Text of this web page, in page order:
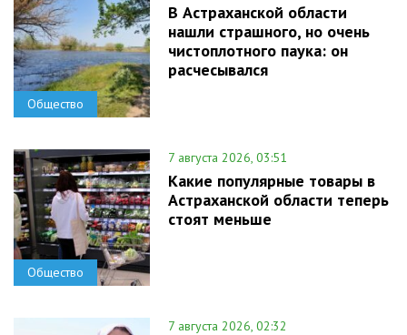
Общество
В Астраханской области
нашли страшного, но очень
чистоплотного паука: он
расчесывался
Общество
7 августа 2026, 03:51
Какие популярные товары в
Астраханской области теперь
стоят меньше
7 августа 2026, 02:32